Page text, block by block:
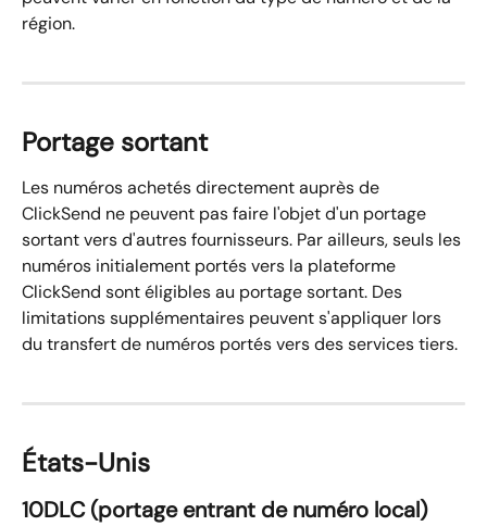
région.
Portage sortant
Les numéros achetés directement auprès de
ClickSend ne peuvent pas faire l'objet d'un portage
sortant vers d'autres fournisseurs. Par ailleurs, seuls les
numéros initialement portés vers la plateforme
ClickSend sont éligibles au portage sortant. Des
limitations supplémentaires peuvent s'appliquer lors
du transfert de numéros portés vers des services tiers.
États-Unis
10DLC (portage entrant de numéro local)